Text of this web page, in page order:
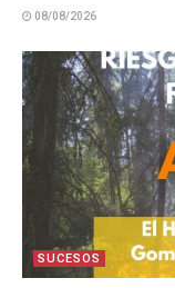
08/08/2026
SUCESOS